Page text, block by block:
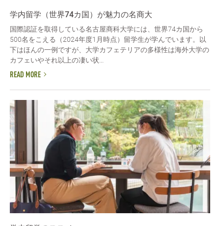
学内留学（世界74カ国）が魅力の名商大
国際認証を取得している名古屋商科大学には、世界74カ国から
500名をこえる（2024年度1月時点）留学生が学んでいます。以
下はほんの一例ですが、大学カフェテリアの多様性は海外大学の
カフェいやそれ以上の凄い状...
READ MORE